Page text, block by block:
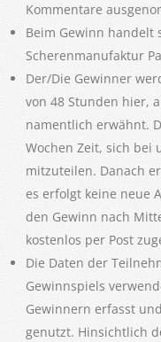
Kommentare
Beim Gewinn handelt
Scherenmanufaktur
Der/Die Gewinner
von 48 Stunden hier,
namentlich erwähnt.
Wochen Zeit, sich bei
mitzuteilen. Danach
es erfolgt keine neue
den Gewinn nach
kostenlos per Post
Die Daten der
Gewinnspiels
Gewinnern erfasst
genutzt. Hinsichtlich